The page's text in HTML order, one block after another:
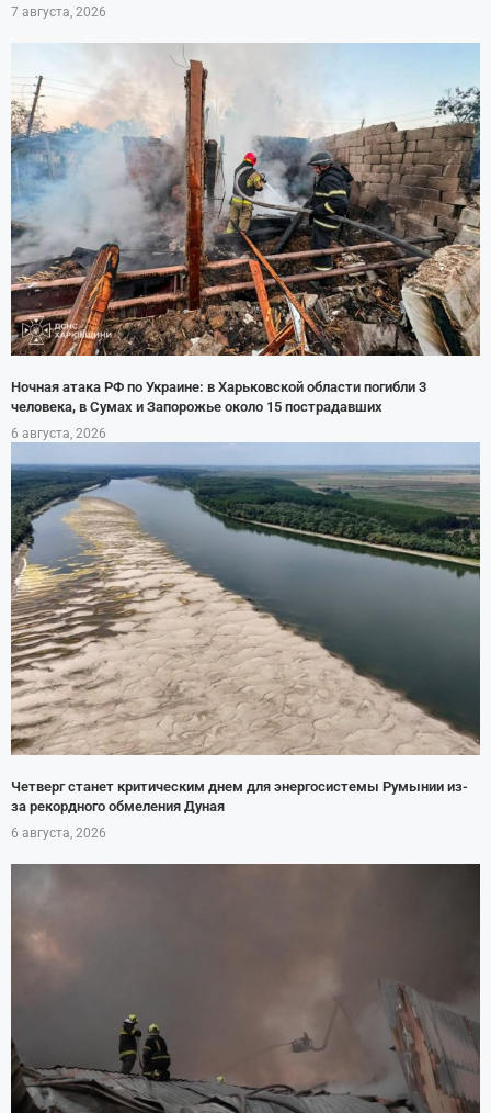
7 августа, 2026
Ночная атака РФ по Украине: в Харьковской области погибли 3
человека, в Сумах и Запорожье около 15 пострадавших
6 августа, 2026
Четверг станет критическим днем для энергосистемы Румынии из-
за рекордного обмеления Дуная
6 августа, 2026